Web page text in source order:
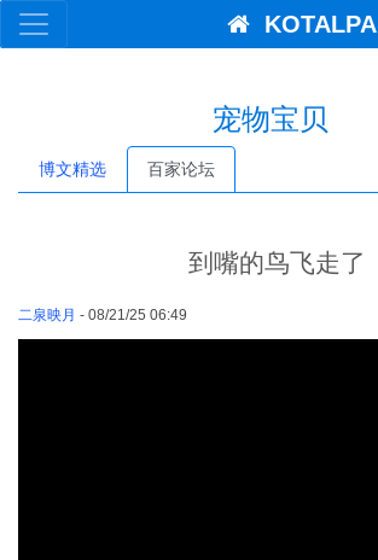
KOTALPA
宠物宝贝
博文精选 百家论坛
到嘴的鸟飞走了
二泉映月 - 08/21/25 06:49